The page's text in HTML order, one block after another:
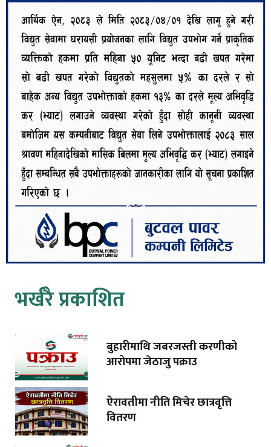
भर्खरै प्रकाशित
बुहारीमाथि जबरजस्ती करणीको
आरोपमा जेठाजु पक्राउ
ऐरावतीमा नीति मिचेर छात्रवृत्ति
वितरण